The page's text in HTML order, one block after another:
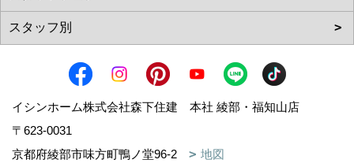
イシンホーム株式会社森下住建 本社 綾部・福知山店
〒623-0031
京都府綾部市味方町鴨ノ堂96-2
地図